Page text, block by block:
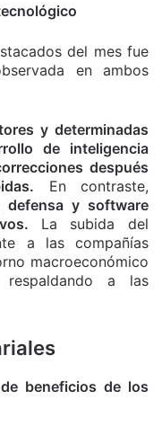
del mes fue
en ambos
y determinadas
de inteligencia
después
En contraste,
defensa y software
La subida del
a las compañías
macroeconómico
respaldando a las
beneficios de los